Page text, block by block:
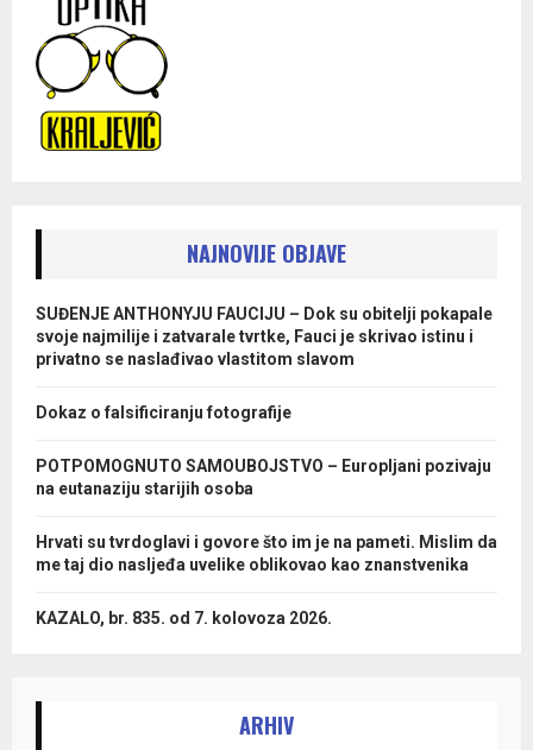
NAJNOVIJE OBJAVE
SUĐENJE ANTHONYJU FAUCIJU – Dok su obitelji pokapale
svoje najmilije i zatvarale tvrtke, Fauci je skrivao istinu i
privatno se naslađivao vlastitom slavom
Dokaz o falsificiranju fotografije
POTPOMOGNUTO SAMOUBOJSTVO – Europljani pozivaju
na eutanaziju starijih osoba
Hrvati su tvrdoglavi i govore što im je na pameti. Mislim da
me taj dio nasljeđa uvelike oblikovao kao znanstvenika
KAZALO, br. 835. od 7. kolovoza 2026.
ARHIV